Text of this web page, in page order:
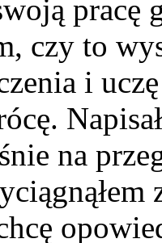
pracę
czy to
i
na